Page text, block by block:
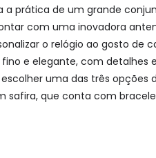
a prática de um grande
com uma inovadora
o relógio ao gosto de
e elegante, com detalhes
uma das três opções
safira, que conta com